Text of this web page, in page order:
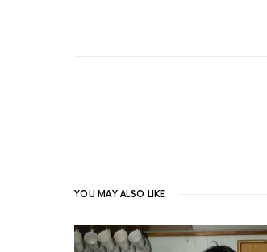
YOU MAY ALSO LIKE